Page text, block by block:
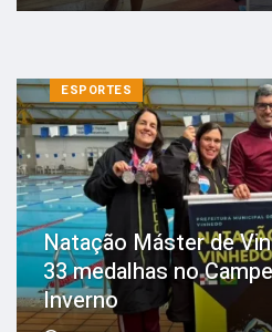
ESPORTES
Natação Máster de
33 medalhas no
Inverno